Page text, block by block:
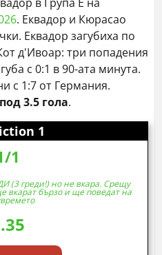
. Еквадор и Кюрасао
Еквадор загубиха по
д'Ивоар: три попадения
с 0:1 в 90-ата минута.
с 1:7 от Германия.
под 3.5 гола.
1
1
(3 греди!) но не вкара. Срещу
вкарат бързо и ще поведат на